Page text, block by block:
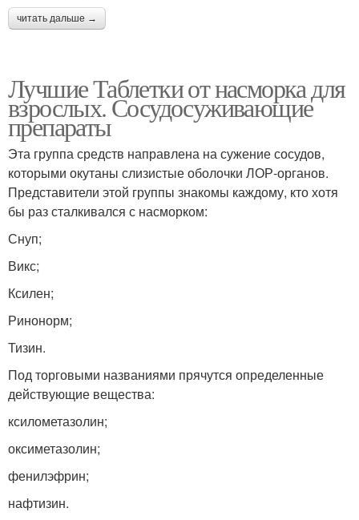
читать дальше →
Лучшие Таблетки от насморка для
взрослых. Сосудосуживающие
препараты
Эта группа средств направлена на сужение сосудов,
которыми окутаны слизистые оболочки ЛОР-органов.
Представители этой группы знакомы каждому, кто хотя
бы раз сталкивался с насморком:
Снуп;
Викс;
Ксилен;
Ринонорм;
Тизин.
Под торговыми названиями прячутся определенные
действующие вещества:
ксилометазолин;
оксиметазолин;
фенилэфрин;
нафтизин.